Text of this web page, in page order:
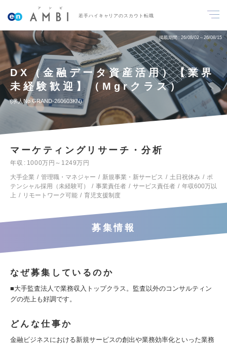
若手ハイキャリアのスカウト転職
掲載期間 26/08/02～26/08/15
DX（金融データ資産活用）【業界
未経験歓迎】（Mgrクラス）
求人No.GRAND-260603KN
マーケティングリサーチ・分析
年収
1000万円～1249万円
大手企業
管理職・マネジャー 新規事業・新サービス 土日祝休み
ポ
テンシャル採用（未経験可）
事業責任者 サービス責任者
年収600万以
上
リモートワーク可能 育児支援制度
募集情報
なぜ募集しているのか
■大手監査法人で業務収入トップクラス。監査以外のコンサルティン
グの売上も好調です。
どんな仕事か
金融ビジネスにおける新規サービスの創出や業務効率化といった業務